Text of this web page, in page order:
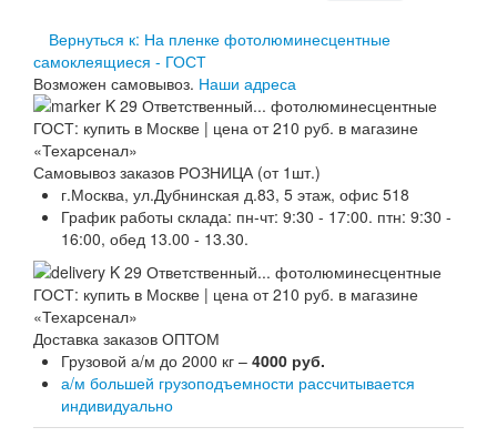
Вернуться к: На пленке фотолюминесцентные
самоклеящиеся - ГОСТ
Возможен самовывоз. Наши адреса
Самовывоз заказов РОЗНИЦА (от 1шт.)
г.Москва, ул.Дубнинская д.83, 5 этаж, офис 518
График работы склада: пн-чт: 9:30 - 17:00. птн: 9:30 -
16:00, обед 13.00 - 13.30.
Доставка заказов ОПТОМ
Грузовой а/м до 2000 кг – 4000 руб.
а/м большей грузоподъемности рассчитывается
индивидуально